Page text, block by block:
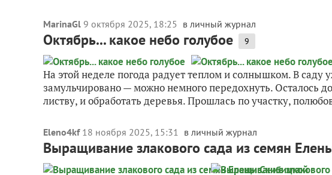
MarinaGl 9 октября 2025, 18:25 в личный журнал
Октябрь... какое небо голубое 9
На этой неделе погода радует теплом и солнышком. В саду
замульчировано — можно немного передохнуть. Осталось
листву, и обработать деревья. Прошлась по участку,
Eleno4kf 18 ноября 2025, 15:31 в личный журнал
Выращивание злакового сада из семян